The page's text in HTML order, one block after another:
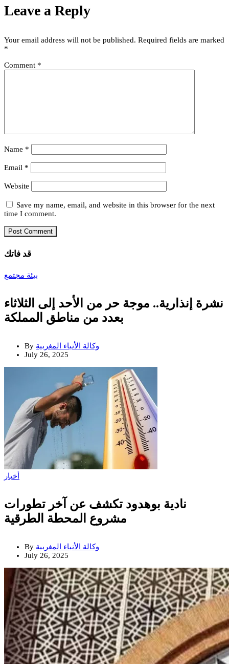
Leave a Reply
Your email address will not be published. Required fields are marked
*
Comment *
Name *
Email *
Website
Save my name, email, and website in this browser for the next
time I comment.
قد فاتك
بيئة مجتمع
نشرة إنذارية.. موجة حر من الأحد إلى الثلاثاء
بعدد من مناطق المملكة
By وكالة الأنباء المغربية
July 26, 2025
أخبار
نادية بوهدود تكشف عن آخر تطورات
مشروع المحطة الطرقية
By وكالة الأنباء المغربية
July 26, 2025